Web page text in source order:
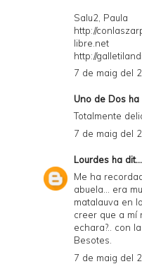
Salu2, Paula
http://
libre.net
http://
7 de maig del
Uno de Dos ha
Totalmente
7 de maig del
Lourdes ha dit...
Me ha
abuela... era
matalauva en
creer que a mí
echara?.. con
Besotes.
7 de maig del